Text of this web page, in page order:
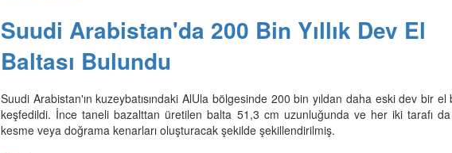
Suudi Arabistan'da 200 Bin Yıllık Dev El
Baltası Bulundu
Suudi Arabistan'ın kuzeybatısındaki AlUla bölgesinde 200 bin yıldan daha eski dev bir el
keşfedildi. İnce taneli bazalttan üretilen balta 51,3 cm uzunluğunda ve her iki tarafı
kesme veya doğrama kenarları oluşturacak şekilde şekillendirilmiş.